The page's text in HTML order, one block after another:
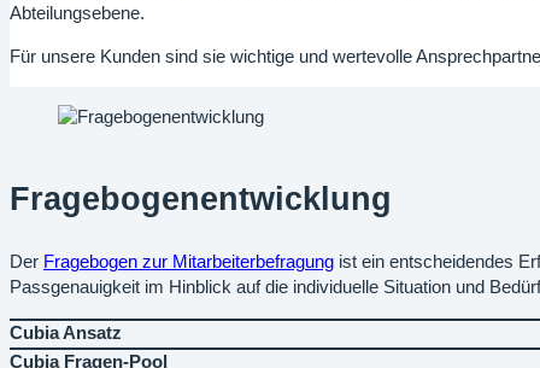
Abteilungsebene.
Für unsere Kunden sind sie wichtige und wertevolle
Fragebogenentwicklung
Der Fragebogen zur Mitarbeiterbefragung ist ein entscheidendes
Passgenauigkeit im Hinblick auf die individuelle Situation und
Cubia Ansatz
Cubia Fragen-Pool